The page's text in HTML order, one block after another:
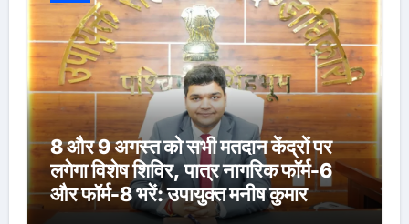
8 और 9 अगस्त को सभी मतदान केंद्रों पर
लगेगा विशेष शिविर, पात्र नागरिक फॉर्म-6
और फॉर्म-8 भरें: उपायुक्त मनीष कुमार